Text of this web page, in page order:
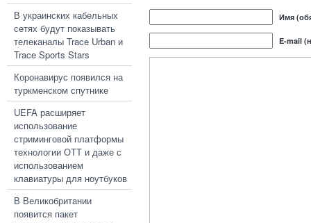
В украинских кабельных
сетях будут показывать
телеканалы Trace Urban и
Trace Sports Stars
Коронавирус появился на
туркменском спутнике
UEFA расширяет
использование
стриминговой платформы
технологии ОТТ и даже с
использованием
клавиатуры для ноутбуков
В Великобритании
появится пакет
Имя
E-mail